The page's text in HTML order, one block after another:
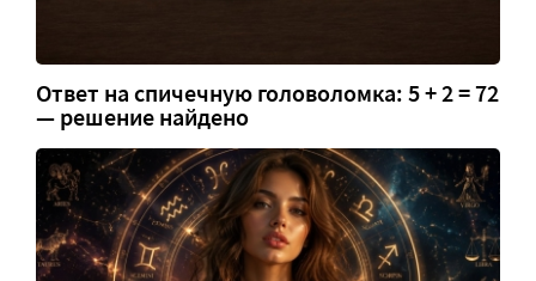
Ответ на спичечную головоломка: 5 + 2 = 72
— решение найдено